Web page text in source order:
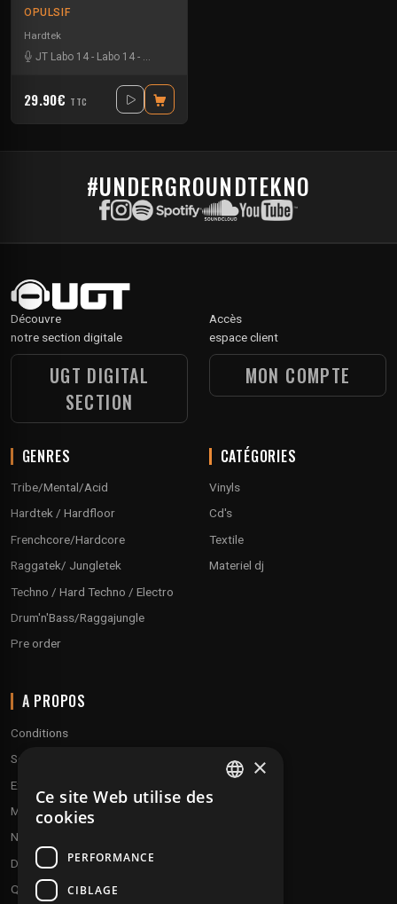
OPULSIF
Hardtek
JT Labo 14 - Labo 14 - N3llø Labo 14
29.90€ TTC
#UNDERGROUNDTEKNO
Découvre
notre section digitale
UGT DIGITAL
SECTION
Accès
espace client
MON COMPTE
GENRES
Tribe/Mental/Acid
Hardtek / Hardfloor
Frenchcore/Hardcore
Raggatek/ Jungletek
Techno / Hard Techno / Electro
Drum'n'Bass/Raggajungle
Pre order
CATÉGORIES
Vinyls
Cd's
Textile
Materiel dj
A PROPOS
Conditions
Service client
Expédition & retours
Modes de paiement
Notre programme de fidélité
Disques cadeaux
Qui sommes-nous ?
×
Ce site Web utilise des
cookies
PERFORMANCE
CIBLAGE